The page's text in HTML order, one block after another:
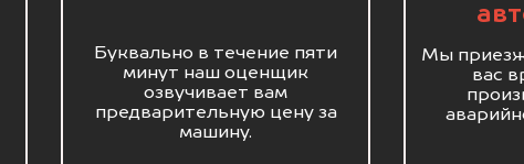
Буквально в течение пяти
минут наш оценщик
озвучивает вам
предварительную цену за
машину.
Мы
вас